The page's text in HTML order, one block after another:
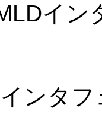
イン
ンタ